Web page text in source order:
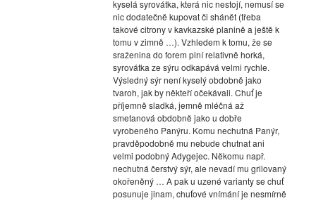
kyselá syrovátka, která nic nestojí, nemusí se
nic dodatečně kupovat či shánět (třeba
takové citrony v kavkazské planině a ještě k
tomu v zimně …). Vzhledem k tomu, že se
sraženina do forem plní relativně horká,
syrovátka ze sýru odkapává velmi rychle.
Výsledný sýr není kyselý obdobně jako
tvaroh, jak by někteří očekávali. Chuť je
příjemně sladká, jemně mléčná až
smetanová obdobně jako u dobře
vyrobeného Panýru. Komu nechutná Panýr,
pravděpodobně mu nebude chutnat ani
velmi podobný Adygejec. Někomu např.
nechutná čerstvý sýr, ale nevadí mu grilovaný
okořeněný … A pak u uzené varianty se chuť
posunuje jinam, chuťové vnímání je nesmírně